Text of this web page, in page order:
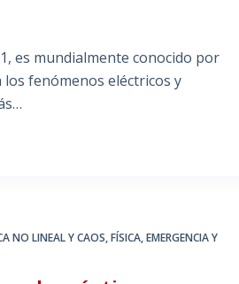
es mundialmente conocido por
fenómenos eléctricos y
NO LINEAL Y CAOS,FÍSICA, EMERGENCIA Y